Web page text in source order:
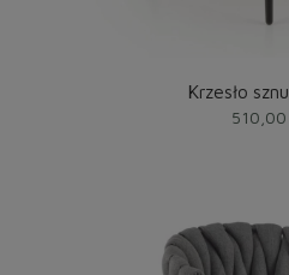
Krzesło
510,00